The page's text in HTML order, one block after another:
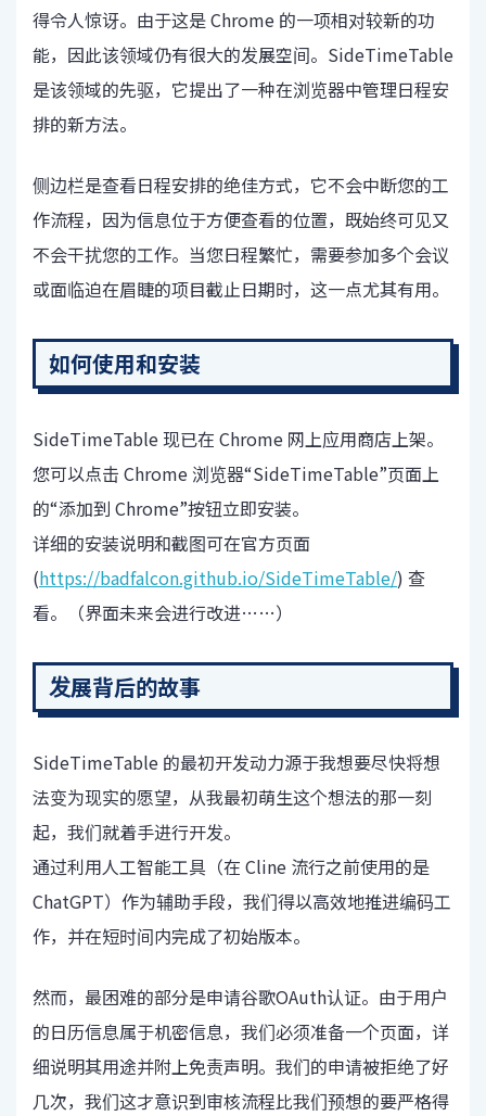
得令人惊讶。由于这是 Chrome 的一项相对较新的功
能，因此该领域仍有很大的发展空间。SideTimeTable
是该领域的先驱，它提出了一种在浏览器中管理日程安
排的新方法。
侧边栏是查看日程安排的绝佳方式，它不会中断您的工
作流程，因为信息位于方便查看的位置，既始终可见又
不会干扰您的工作。当您日程繁忙，需要参加多个会议
或面临迫在眉睫的项目截止日期时，这一点尤其有用。
如何使用和安装
SideTimeTable 现已在 Chrome 网上应用商店上架。
您可以点击 Chrome 浏览器“SideTimeTable”页面上
的“添加到 Chrome”按钮立即安装。
详细的安装说明和截图可在官方页面
(https://badfalcon.github.io/SideTimeTable/) 查
看。（界面未来会进行改进……）
发展背后的故事
SideTimeTable 的最初开发动力源于我想要尽快将想
法变为现实的愿望，从我最初萌生这个想法的那一刻
起，我们就着手进行开发。
通过利用人工智能工具（在 Cline 流行之前使用的是
ChatGPT）作为辅助手段，我们得以高效地推进编码工
作，并在短时间内完成了初始版本。
然而，最困难的部分是申请谷歌OAuth认证。由于用户
的日历信息属于机密信息，我们必须准备一个页面，详
细说明其用途并附上免责声明。我们的申请被拒绝了好
几次，我们这才意识到审核流程比我们预想的要严格得